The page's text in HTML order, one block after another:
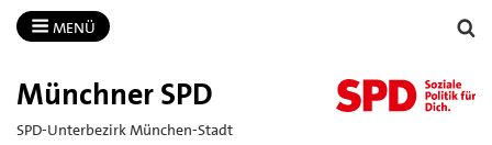
MENÜ
Münchner SPD
SPD-Unterbezirk München-Stadt